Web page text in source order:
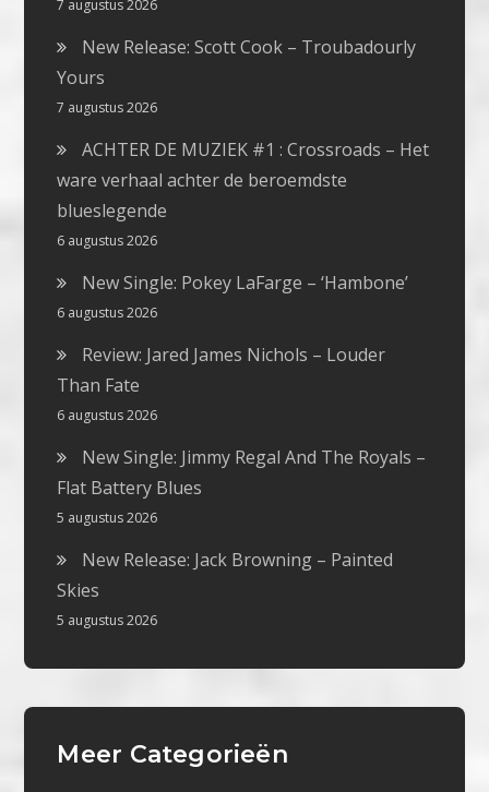
7 augustus 2026
New Release: Scott Cook – Troubadourly
Yours
7 augustus 2026
ACHTER DE MUZIEK #1 : Crossroads – Het
ware verhaal achter de beroemdste
blueslegende
6 augustus 2026
New Single: Pokey LaFarge – ‘Hambone’
6 augustus 2026
Review: Jared James Nichols – Louder
Than Fate
6 augustus 2026
New Single: Jimmy Regal And The Royals –
Flat Battery Blues
5 augustus 2026
New Release: Jack Browning – Painted
Skies
5 augustus 2026
Meer Categorieën